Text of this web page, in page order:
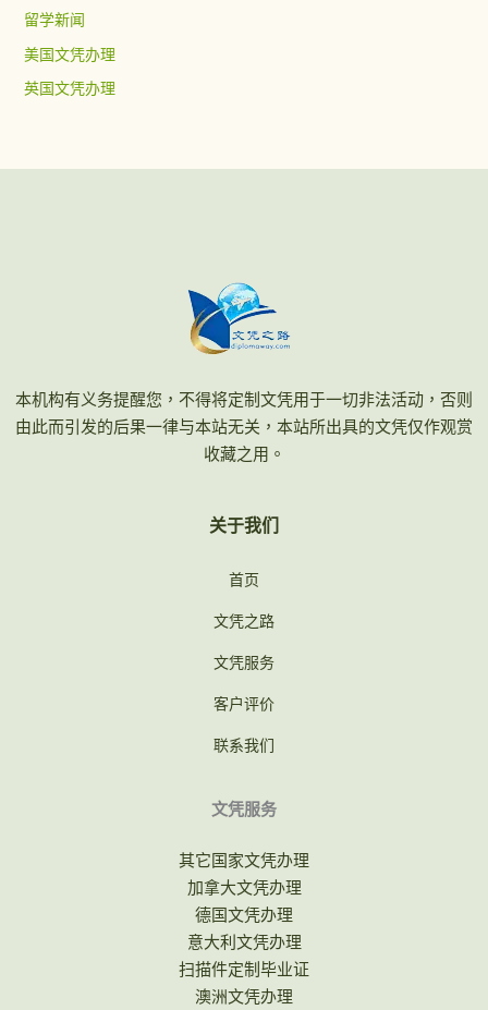
留学新闻
美国文凭办理
英国文凭办理
本机构有义务提醒您，不得将定制文凭用于一切非法活动，否则
由此而引发的后果一律与本站无关，本站所出具的文凭仅作观赏
收藏之用。
关于我们
首页
文凭之路
文凭服务
客户评价
联系我们
文凭服务
其它国家文凭办理
加拿大文凭办理
德国文凭办理
意大利文凭办理
扫描件定制毕业证
澳洲文凭办理